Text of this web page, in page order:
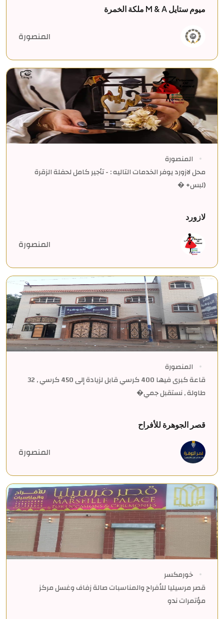
ميوم ستايل M & A ملكة الخمرة
المنصورة
المنصورة
محل لازورد يوفر الخدمات التاليه : - تأجير كامل لحفلة الزقرة
(لبس+ �
لازورد
المنصورة
المنصورة
قاعة كبرى فيها 400 كرسي قابل لزيادة إلى 450 كرسي , 32
طاولة , نستقبل جمي�
قصر الجوهرة للأفراح
المنصورة
خورمكسر
قصر مرسيليا للأفراح والمناسبات صالة زفاف وغسل مركز
مؤتمرات ندو